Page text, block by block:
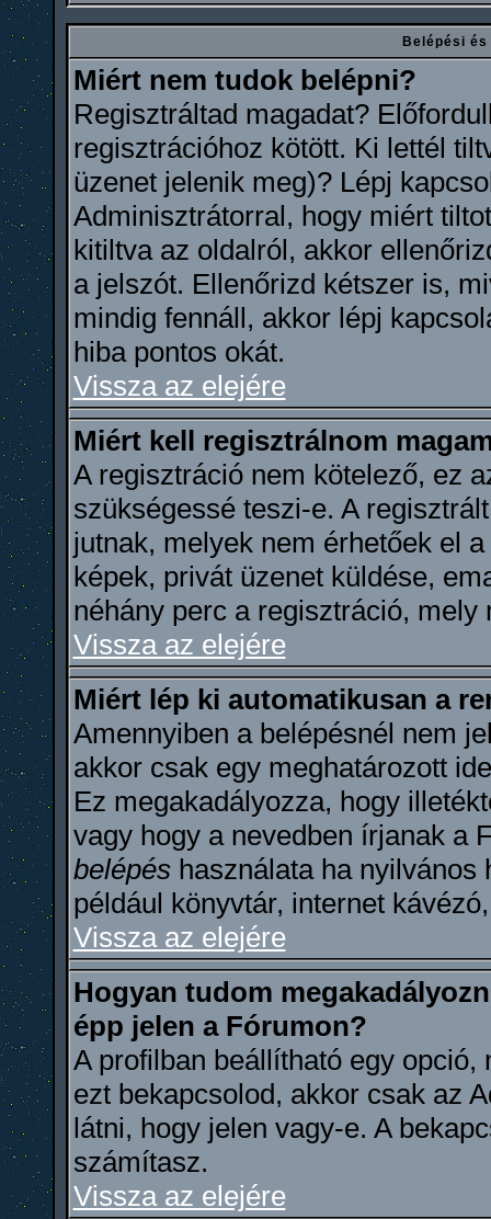
Belépési
Miért nem tudok belépni?
Regisztráltad magadat?
regisztrációhoz kötött. Ki lettél
üzenet jelenik meg)? Lépj
Adminisztrátorral, hogy miért
kitiltva az oldalról, akkor
a jelszót. Ellenőrizd kétszer is,
mindig fennáll, akkor lépj
hiba pontos okát.
Vissza az elejére
Miért kell regisztrálnom
A regisztráció nem kötelező, ez
szükségessé teszi-e. A
jutnak, melyek nem érhetőek el
képek, privát üzenet küldése,
néhány perc a regisztráció,
Vissza az elejére
Miért lép ki automatikusan a
Amennyiben a belépésnél nem
akkor csak egy meghatározott
Ez megakadályozza, hogy
vagy hogy a nevedben írjanak a
belépéshasználata ha nyilvános
például könyvtár, internet
Vissza az elejére
Hogyan tudom
épp jelen a Fórumon?
A profilban beállítható egy
ezt bekapcsolod, akkor csak az
látni, hogy jelen vagy-e. A
számítasz.
Vissza az elejére